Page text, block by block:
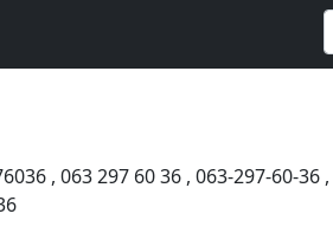
, 063 297 60 36 , 063-297-60-36 ,